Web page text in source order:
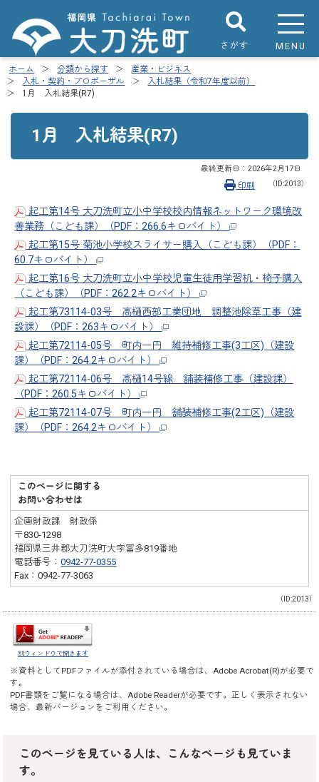
さがす MENU
ホーム 分類から探す
産業・ビジネス
入札・契約・プロポーザル
入札結果（令和7年度以前）
1月 入札結果(R7)
1月 入札結果(R7)
最終更新日： 2026年2月17日
（ID:2013）
印刷
起工第14号 大刀洗町立小中学校校内情報ネットワーク環境改
善業務（こども課）（PDF：266.6キロバイト）
起工第15号 菊池小学校スライサー購入（こども課）（PDF：
60.7キロバイト）
起工第16号 大刀洗町立小中学校児童生徒用学習机・椅子購入
（こども課）（PDF：262.2キロバイト）
起工第73114-03号 高樋西部工業団地 調整池除草工事（建
設課）（PDF：263キロバイト）
起工第72114-05号 町内一円 維持補修工事(3工区)（建設
課）（PDF：264.2キロバイト）
起工第72114-06号 高樋14号線 舗装補修工事（建設課）
（PDF：260.5キロバイト）
起工第72114-07号 町内一円 舗装補修工事(2工区)（建設
課）（PDF：264.2キロバイト）
このページに関する
お問い合わせは
企画財政課 財政係
〒830-1298
福岡県三井郡大刀洗町大字冨多819番地
電話番号：0942-77-0355
Fax：0942-77-3063
（ID:2013）
別ウィンドウで開きます
※資料としてPDFファイルが添付されている場合は、 Adobe Acrobat(R)が必要で
す。
PDF書類をご覧になる場合は、 Adobe Readerが必要です。正しく表示されない
場合、最新バージョンをご利用ください。
このページを見ている人は、こんなページも見ていま
す。